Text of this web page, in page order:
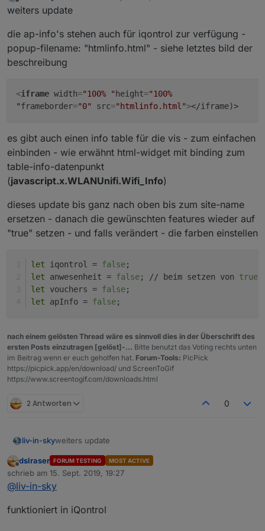
Offline
weiters update
die ap-info's stehen auch für iqontrol zur verfügung -
popup-filename: "htmlinfo.html" - siehe letztes bild der
beschreibung
<iframe width="100% " height="100%
"frameborder="0" src="htmlinfo.html"></iframe)>
es gibt auch einen info table für die vis - zum einfachen
einbinden - wie erwähnt html-widget mit binding zum
table-info-datenpunkt
(javascript.x.WLANUnifi.Wifi_Info)
dieses update bis ganz nach oben bis zum site-name
ersetzen - danach die gewünschten features wieder auf
"true" setzen - und falls verändert - die farben einstellen
let iqontrol = false;
let anwesenheit = false; // beim setzen von true
let vouchers = false;
let apInfo = false;
nach einem gelösten Thread wäre es sinnvoll dies in der Überschrift des
ersten Posts einzutragen [gelöst]-... Bitte benutzt das Voting rechts unten
im Beitrag wenn er euch geholfen hat. Forum-Tools: PicPick
https://picpick.app/en/download/ und ScreenToGif
https://www.screentogif.com/downloads.html
2 Antworten 0
liv-in-skyweiters update
die ap-info's stehen auch für iqontrol zur verfügung
- popup-filename: "htmlinfo.html" - siehe letztes bild
der beschreibung
es gibt auch einen info table für die vis - zum
Offline
dslraser FORUM TESTING MOST ACTIVE
schrieb am 15. Sept. 2019, 19:27
zuletzt editiert von
@liv-in-sky
funktioniert in iQontrol